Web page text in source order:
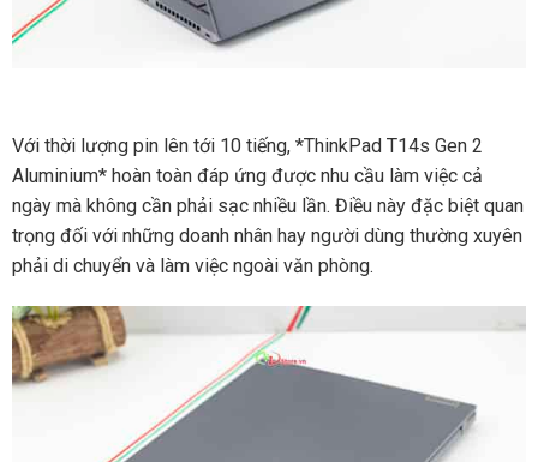
Với thời lượng pin lên tới 10 tiếng, *ThinkPad T14s Gen 2
Aluminium* hoàn toàn đáp ứng được nhu cầu làm việc cả
ngày mà không cần phải sạc nhiều lần. Điều này đặc biệt quan
trọng đối với những doanh nhân hay người dùng thường xuyên
phải di chuyển và làm việc ngoài văn phòng.